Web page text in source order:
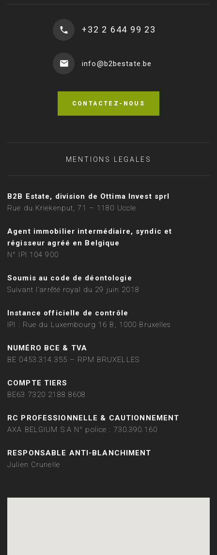
+32 2 644 99 23
info@b2bestate.be
CONTACTEZ-NOUS
MENTIONS LEGALES
B2B Estate, division de Ottima Invest sprl
Rue du Kriekenput, 71 – 1180 Uccle
Agent immobilier intermédiaire, syndic et
régisseur agréé en Belgique
N° IPI 104 900
Soumis au code de déontologie
Suivant l'arrêté royal du 29 juin 2018
Instance officielle de contrôle
IPI : Rue du Luxembourg 16 B, 1000 Bruxelles
NUMÉRO BCE & TVA
BE 0453.314.355 – RPM BRUXELLES
COMPTE TIERS
BE63 7320 2188 8608
RC PROFESSIONNELLE & CAUTIONNEMENT
AXA BELGIUM S.A N° police : 730.390.160
RESPONSABLE ANTI-BLANCHIMENT
Julien Crunelle